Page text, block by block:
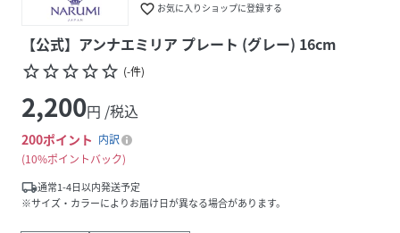
favorite_border お気に入りショップに登録する
【公式】アンナエミリア プレート (グレー) 16cm
star_borderstar_borderstar_borderstar_borderstar_border (-件)
2,200円 /税込
200ポイント 内訳
10%ポイントバック
local_shipping通常1-4日以内発送予定
※サイズ・カラーによりお届け日が異なる場合があります。